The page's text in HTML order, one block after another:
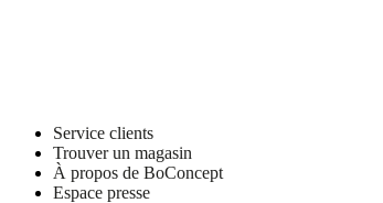
Service clients
Trouver un magasin
À propos de BoConcept
Espace presse